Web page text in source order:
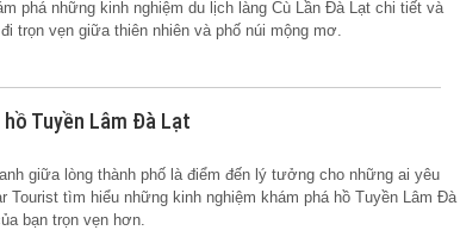
phá những kinh nghiệm du lịch làng Cù Lần Đà Lạt chi tiết và
trọn vẹn giữa thiên nhiên và phố núi mộng mơ.
Tuyền Lâm Đà Lạt
giữa lòng thành phố là điểm đến lý tưởng cho những ai yêu
Tourist tìm hiểu những kinh nghiệm khám phá hồ Tuyền Lâm Đà
bạn trọn vẹn hơn.